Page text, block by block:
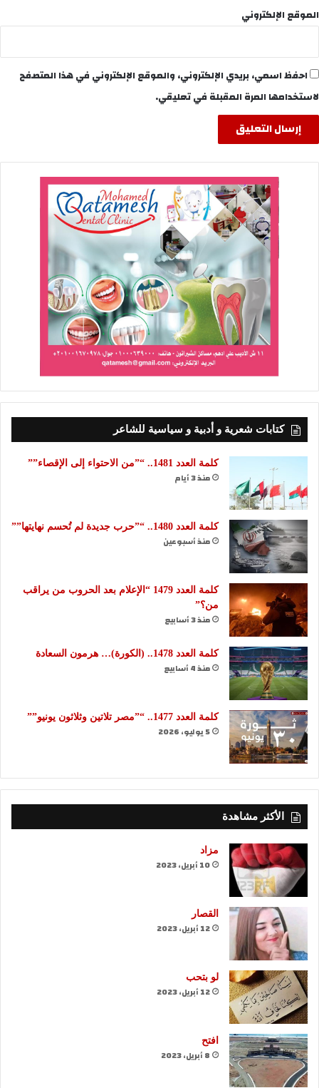
الموقع الإلكتروني
احفظ اسمي، بريدي الإلكتروني، والموقع الإلكتروني في هذا المتصفح
لاستخدامها المرة المقبلة في تعليقي.
كتابات شعرية و أدبية و سياسية للشاعر
كلمة العدد 1481.. “”من الاحتواء إلى الإقصاء””
منذ 3 أيام
كلمة العدد 1480.. “”حرب جديدة لم تُحسم نهايتها””
منذ أسبوعين
كلمة العدد 1479 “الإعلام بعد الحروب من يراقب
من؟”
منذ 3 أسابيع
كلمة العدد 1478.. (الكورة)… هرمون السعادة
منذ 4 أسابيع
كلمة العدد 1477.. “”مصر تلاتين وثلاثون يونيو””
5 يوليو، 2026
الأكثر مشاهدة
مزاد
10 أبريل، 2023
القصار
12 أبريل، 2023
لو بتحب
12 أبريل، 2023
افتح
8 أبريل، 2023